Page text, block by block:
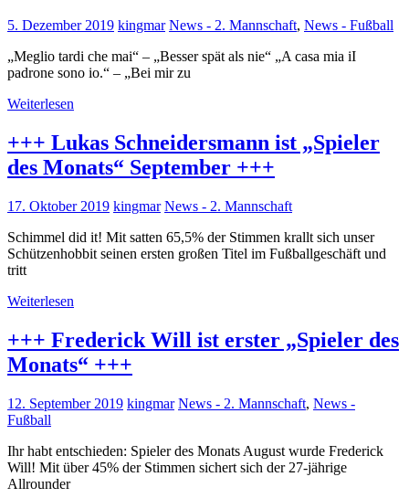
5. Dezember 2019 kingmar News - 2. Mannschaft, News - Fußball
„Meglio tardi che mai“ – „Besser spät als nie“ „A casa mia iI
padrone sono io.“ – „Bei mir zu
Weiterlesen
+++ Lukas Schneidersmann ist „Spieler
des Monats“ September +++
17. Oktober 2019 kingmar News - 2. Mannschaft
Schimmel did it! Mit satten 65,5% der Stimmen krallt sich unser
Schützenhobbit seinen ersten großen Titel im Fußballgeschäft und
tritt
Weiterlesen
+++ Frederick Will ist erster „Spieler des
Monats“ +++
12. September 2019 kingmar News - 2. Mannschaft, News -
Fußball
Ihr habt entschieden: Spieler des Monats August wurde Frederick
Will! Mit über 45% der Stimmen sichert sich der 27-jährige
Allrounder